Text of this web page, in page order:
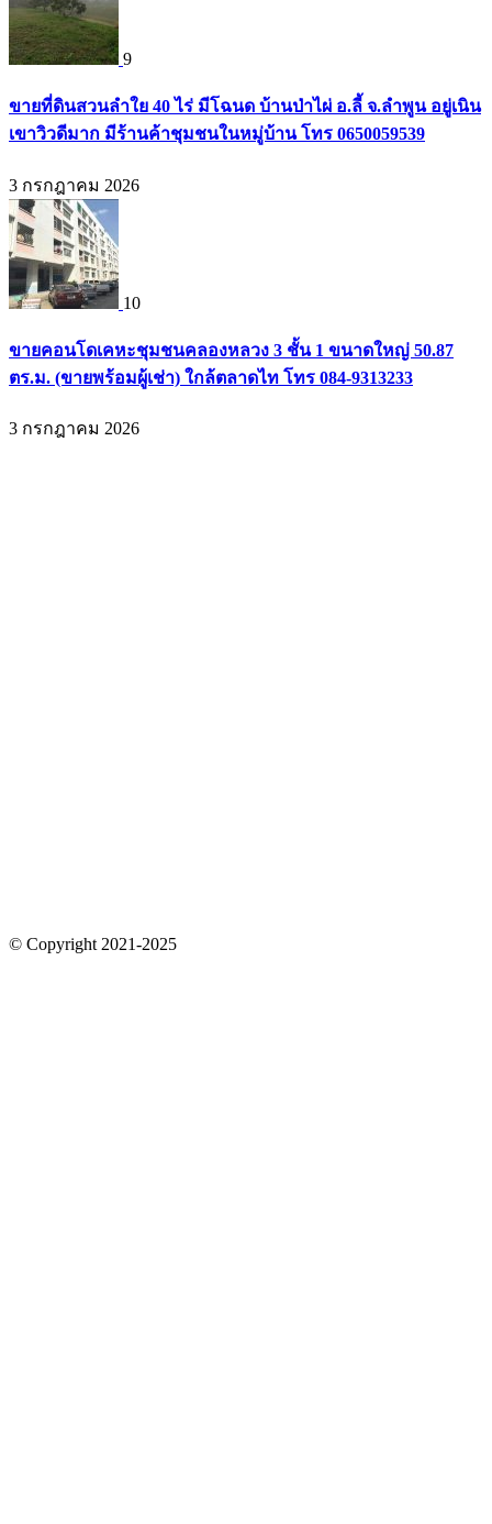
9
ขายที่ดินสวนลำใย 40 ไร่ มีโฉนด บ้านป่าไผ่ อ.ลี้ จ.ลำพูน อยู่เนิน
เขาวิวดีมาก มีร้านค้าชุมชนในหมู่บ้าน โทร 0650059539
3 กรกฎาคม 2026
10
ขายคอนโดเคหะชุมชนคลองหลวง 3 ชั้น 1 ขนาดใหญ่ 50.87
ตร.ม. (ขายพร้อมผู้เช่า) ใกล้ตลาดไท โทร 084-9313233
3 กรกฎาคม 2026
© Copyright 2021-2025